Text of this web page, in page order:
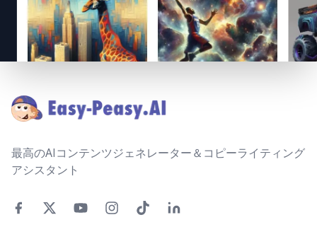
最高のAIコンテンツジェネレーター＆コピーライティング
アシスタント